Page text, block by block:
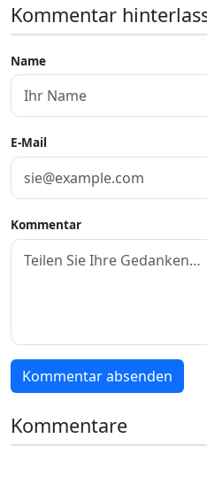
Kommentar
Name
E-Mail
Kommentar
Kommentar absenden
Kommentare